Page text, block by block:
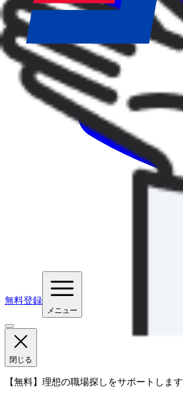
無料登録
メニュー
閉じる
【無料】理想の職場探しをサポートします